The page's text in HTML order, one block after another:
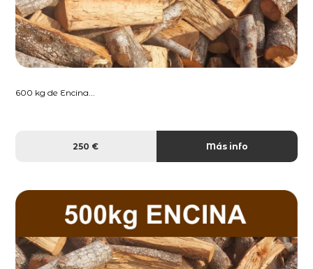
600 kg de Encina...
250 € Más info